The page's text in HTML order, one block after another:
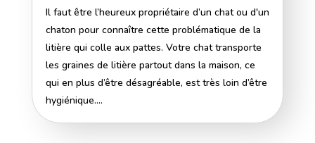
Il faut être l’heureux propriétaire d’un chat ou d'un
chaton pour connaître cette problématique de la
litière qui colle aux pattes. Votre chat transporte
les graines de litière partout dans la maison, ce
qui en plus d’être désagréable, est très loin d’être
hygiénique....